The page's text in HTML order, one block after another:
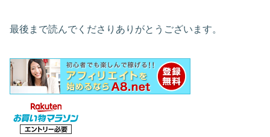
最後まで読んでくださりありがとうございます。